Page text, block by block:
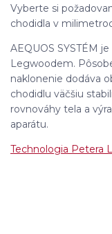
Vyberte si
chodidla v
AEQUOS SYSTÉM
Legwoodem.
naklonenie dodáva
chodidlu väčšiu
rovnováhy tela a
aparátu.
Technologia Petera